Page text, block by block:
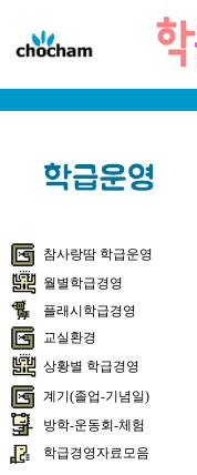
참사랑땀 학급운영
월별학급경영
플래시학급경영
교실환경
상황별 학급경영
계기(졸업-기념일)
방학-운동회-체험
학급경영자료모음